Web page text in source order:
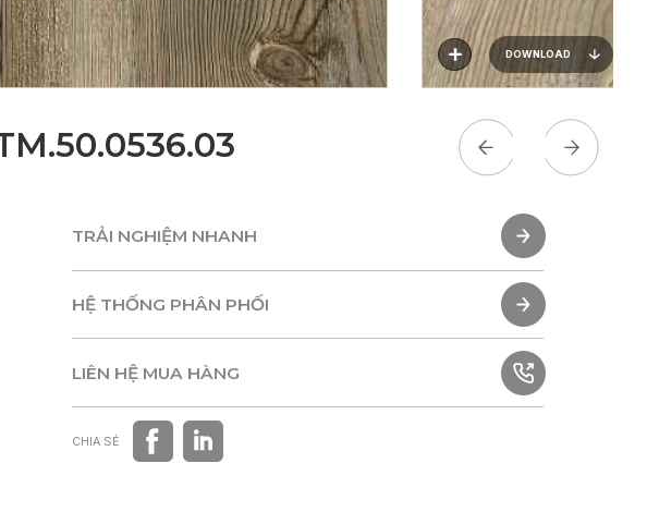
DOWNLOAD
TRẢI NGHIỆM NHANH
TRẢI NGHIỆM NHANH
HỆ THỐNG PHÂN PHỐI
HỆ THỐNG PHÂN PHỐI
LIÊN HỆ MUA HÀNG
LIÊN HỆ MUA HÀNG
CHIA SẺ